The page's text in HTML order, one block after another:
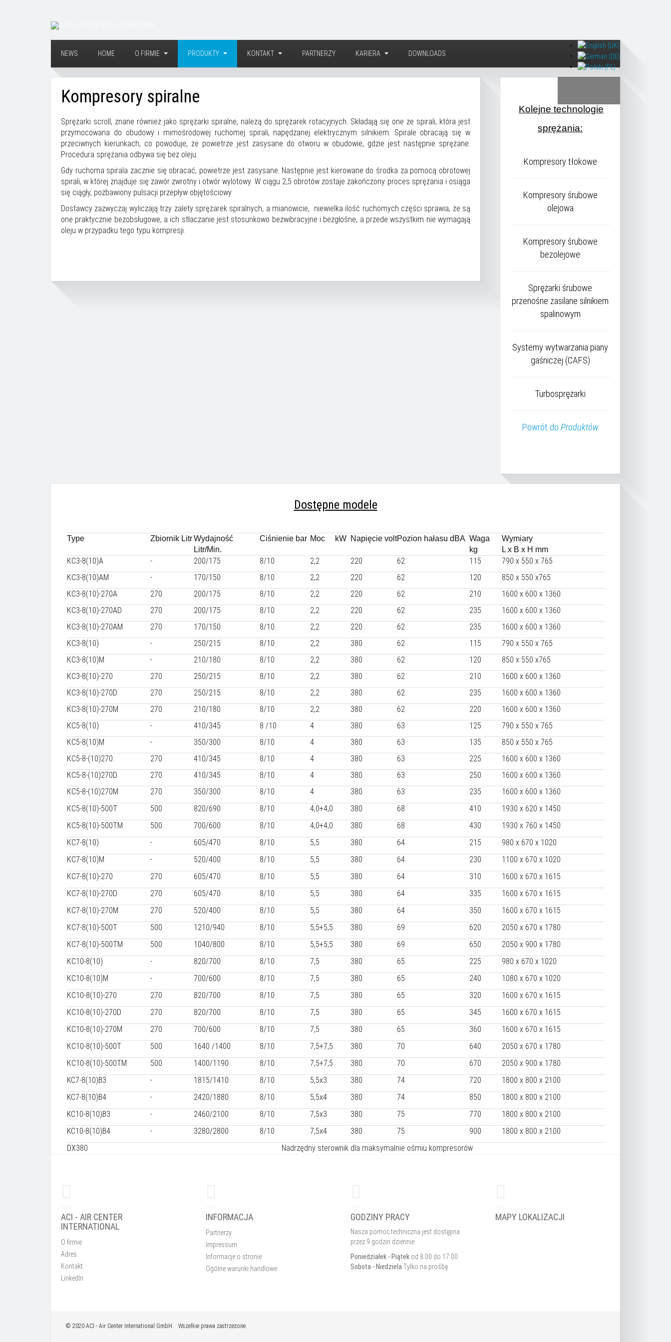
NEWS HOME O FIRMIE PRODUKTY KONTAKT PARTNERZY KARIERA DOWNLOADS
Kompresory spiralne
Sprężarki scroll, znane również jako sprężarki spiralne, należą do sprężarek rotacyjnych. Składają się one ze spirali, która jest
przymocowana do obudowy i mimośrodowej ruchomej spirali, napędzanej elektrycznym silnikiem. Spirale obracają się w
przeciwnych kierunkach, co powoduje, że powietrze jest zasysane do otworu w obudowie, gdzie jest następnie sprężane.
Procedura sprężania odbywa się bez oleju.
Gdy ruchoma spirala zacznie się obracać, powietrze jest zasysane. Następnie jest kierowane do środka za pomocą obrotowej
spirali, w której znajduje się zawór zwrotny i otwór wylotowy. W ciągu 2,5 obrotów zostaje zakończony proces sprężania i osiąga
się ciągły, pozbawiony pulsacji przepływ objętościowy.
Dostawcy zazwyczaj wyliczają trzy zalety sprężarek spiralnych, a mianowicie, niewielka ilość ruchomych części sprawia, że ​​są
one praktycznie bezobsługowe, a ich stłaczanie jest stosunkowo bezwibracyjne i bezgłośne, a przede wszystkim nie wymagają
oleju w przypadku tego typu kompresji.
Kolejne technologie
sprężania:
Kompresory tłokowe
Kompresory śrubowe
olejowa
Kompresory śrubowe
bezolejowe
Sprężarki śrubowe
przenośne zasilane silnikiem
spalinowym
Systemy wytwarzania piany
gaśniczej (CAFS)
Turbosprężarki
Powrót do Produktów
Dostępne modele
Type Zbiornik Litr Wydajność
Litr/Min.
Ciśnienie bar Moc kW Napięcie voltPozion hałasu dBA Waga
kg
Wymiary
L х B х H mm
КС3-8(10)А - 200/175 8/10 2,2 220 62 115
790 х 550 х 765
КС3-8(10)АМ
- 170/150 8/10 2,2 220 62 120
850 х 550 х765
КС3-8(10)-270А
270 200/175 8/10 2,2 220 62 210
1600 х 600 х 1360
КС3-8(10)-270АD
270 200/175 8/10 2,2 220 62 235
1600 х 600 х 1360
КС3-8(10)-270АМ
270 170/150 8/10 2,2 220 62 235
1600 х 600 х 1360
КС3-8(10)
- 250/215 8/10 2,2 380 62 115
790 х 550 х 765
КС3-8(10)М
- 210/180 8/10 2,2 380 62 120
850 х 550 х765
КС3-8(10)-270
270 250/215 8/10 2,2 380 62 210
1600 х 600 х 1360
КС3-8(10)-270D
270 250/215 8/10 2,2 380 62 235
1600 х 600 х 1360
КС3-8(10)-270М
270 210/180 8/10 2,2 380 62 220
1600 х 600 х 1360
КС5-8(10)
- 410/345 8 /10 4 380 63 125
790 х 550 х 765
КС5-8(10)М
- 350/300 8/10 4 380 63 135
850 х 550 х 765
КС5-8-(10)270
270 410/345 8/10 4 380 63 225
1600 х 600 х 1360
КС5-8-(10)270D
270 410/345 8/10 4 380 63 250
1600 х 600 х 1360
КС5-8-(10)270М
270 350/300 8/10 4 380 63 235
1600 х 600 х 1360
КС5-8(10)-500Т
500 820/690 8/10 4,0+4,0 380 68 410
1930 х 620 х 1450
КС5-8(10)-500ТМ
500 700/600 8/10 4,0+4,0 380 68 430
1930 х 760 х 1450
КС7-8(10)
- 605/470 8/10 5,5 380 64 215
980 х 670 х 1020
КС7-8(10)М
- 520/400 8/10 5,5 380 64 230
1100 х 670 х 1020
КС7-8(10)-270
270 605/470 8/10 5,5 380 64 310
1600 х 670 х 1615
КС7-8(10)-270D
270 605/470 8/10 5,5 380 64 335
1600 х 670 х 1615
КС7-8(10)-270М
270 520/400 8/10 5,5 380 64 350
1600 х 670 х 1615
КС7-8(10)-500Т
500 1210/940 8/10 5,5+5,5 380 69 620
2050 х 670 х 1780
КС7-8(10)-500ТМ
500 1040/800 8/10 5,5+5,5 380 69 650
2050 х 900 х 1780
КС10-8(10)
- 820/700 8/10 7,5 380 65 225
980 х 670 х 1020
КС10-8(10)М
- 700/600 8/10 7,5 380 65 240
1080 х 670 х 1020
КС10-8(10)-270
270 820/700 8/10 7,5 380 65 320
1600 х 670 х 1615
КС10-8(10)-270D
270 820/700 8/10 7,5 380 65 345
1600 х 670 х 1615
КС10-8(10)-270М
270 700/600 8/10 7,5 380 65 360
1600 х 670 х 1615
КС10-8(10)-500Т
500 1640 /1400 8/10 7,5+7,5 380 70 640
2050 х 670 х 1780
КС10-8(10)-500ТМ
500 1400/1190 8/10 7,5+7,5 380 70 670
2050 х 900 х 1780
KC7-8(10)B3
- 1815/1410 8/10 5,5x3 380 74 720
1800 x 800 x 2100
KC7-8(10)B4
- 2420/1880 8/10 5,5x4 380 74 850
1800 x 800 x 2100
KC10-8(10)B3
- 2460/2100 8/10 7,5x3 380 75 770
1800 x 800 x 2100
KC10-8(10)B4
- 3280/2800 8/10 7,5x4 380 75 900
1800 x 800 x 2100
DX380
Nadrzędny sterownik dla maksymalnie ośmiu kompresorów
ACI - AIR CENTER
INTERNATIONAL
O firmie
Adres
Kontakt
LinkedIn
INFORMACJA
Partnerzy
Impressum
Informacje o stronie
Ogólne warunki handlowe
GODZINY PRACY
Nasza pomoc techniczna jest dostępna
przez 9 godzin dziennie.
Poniedziałek - Piątek od 8:00 do 17:00
Sobota - Niedziela Tylko na prośbę
MAPY LOKALIZACJI
© 2020 ACI - Air Center International GmbH. Wszelkie prawa zastrzeżone.